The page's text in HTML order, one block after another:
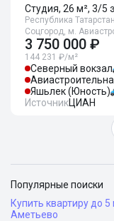
Студия, 26 м², 3/5
Республика
Соцгород, м.
3 750 000 ₽
144 231 ₽/м²
Северный вокзал
Яшьлек (Юность)
ИсточникЦИАН
Популярные поиски
Купить квартиру до
Аметьево